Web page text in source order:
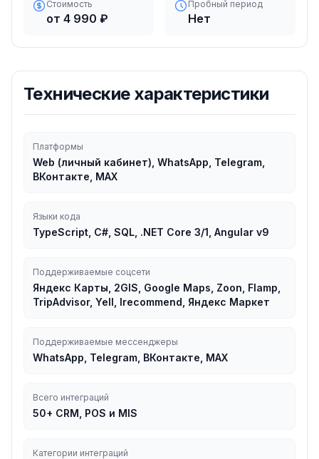
Стоимость
от 4 990 ₽
Пробный период
Нет
Технические характеристики
Платформы
Web (личный кабинет), WhatsApp, Telegram,
ВКонтакте, MAX
Языки кода
TypeScript, C#, SQL, .NET Core 3/1, Angular v9
Поддерживаемые соцсети
Яндекс Карты, 2GIS, Google Maps, Zoon, Flamp,
TripAdvisor, Yell, Irecommend, Яндекс Маркет
Поддерживаемые мессенджеры
WhatsApp, Telegram, ВКонтакте, MAX
Всего интеграций
50+ CRM, POS и MIS
Категории интеграций